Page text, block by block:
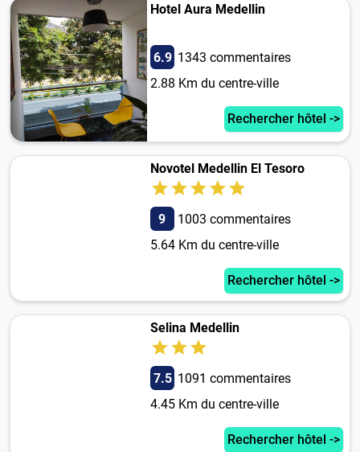
Hotel Aura Medellin
6.9 1343 commentaires
2.88 Km du centre-ville
Rechercher hôtel ->
Novotel Medellin El Tesoro
9
1003 commentaires
5.64 Km du centre-ville
Rechercher hôtel ->
Selina Medellin
7.5 1091 commentaires
4.45 Km du centre-ville
Rechercher hôtel ->